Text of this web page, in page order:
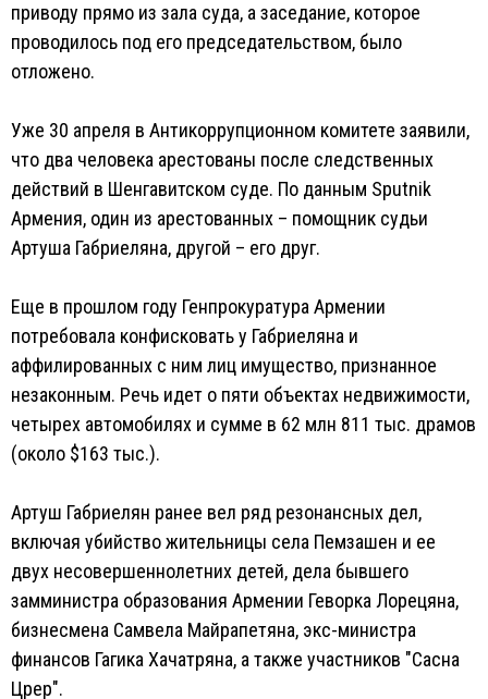
приводу прямо из зала суда, а заседание, которое
проводилось под его председательством, было
отложено.
Уже 30 апреля в Антикоррупционном комитете заявили,
что два человека арестованы после следственных
действий в Шенгавитском суде. По данным Sputnik
Армения, один из арестованных – помощник судьи
Артуша Габриеляна, другой – его друг.
Еще в прошлом году Генпрокуратура Армении
потребовала конфисковать у Габриеляна и
аффилированных с ним лиц имущество, признанное
незаконным. Речь идет о пяти объектах недвижимости,
четырех автомобилях и сумме в 62 млн 811 тыс. драмов
(около $163 тыс.).
Артуш Габриелян ранее вел ряд резонансных дел,
включая убийство жительницы села Пемзашен и ее
двух несовершеннолетних детей, дела бывшего
замминистра образования Армении Геворка Лорецяна,
бизнесмена Самвела Майрапетяна, экс-министра
финансов Гагика Хачатряна, а также участников "Сасна
Црер".